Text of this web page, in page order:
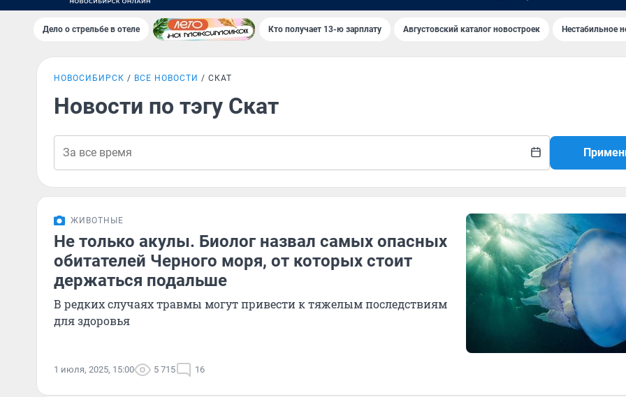
Дело о стрельбе в отеле Кто получает 13-ю зарплату Августовский каталог новостроек Нестабильное
НОВОСИБИРСК ВСЕ НОВОСТИ СКАТ
Новости по тэгу Скат
ЖИВОТНЫЕ
Не только акулы. Биолог назвал самых опасных
обитателей Черного моря, от которых стоит
держаться подальше
В редких случаях травмы могут привести к тяжелым последствиям
для здоровья
1 июля, 2025, 15:00 5 715 16